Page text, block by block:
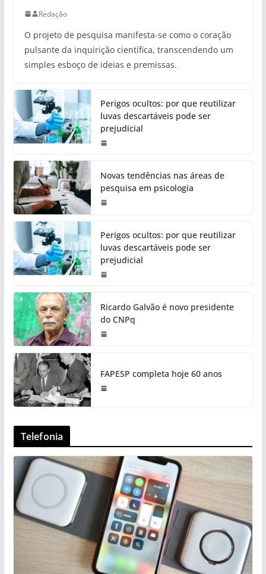
Redação
O projeto de pesquisa manifesta-se como o coração
pulsante da inquirição científica, transcendendo um
simples esboço de ideias e premissas.
Perigos ocultos: por que reutilizar
luvas descartáveis pode ser
prejudicial
Novas tendências nas áreas de
pesquisa em psicologia
Perigos ocultos: por que reutilizar
luvas descartáveis pode ser
prejudicial
Ricardo Galvão é novo presidente
do CNPq
FAPESP completa hoje 60 anos
Telefonia